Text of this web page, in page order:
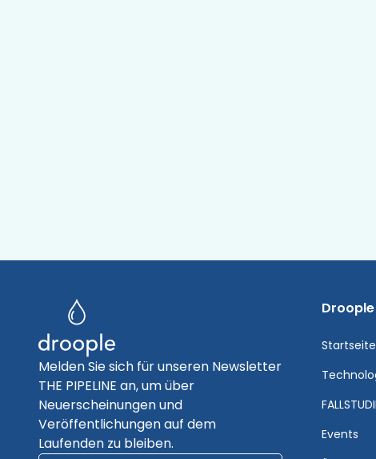
Melden Sie sich für unseren Newsletter
THE PIPELINE an, um über
Neuerscheinungen und
Veröffentlichungen auf dem
Laufenden zu bleiben.
Droople
Startseite
Events